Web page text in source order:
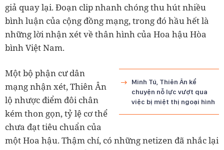
giả quay lại. Đoạn clip nhanh chóng thu hút nhiều
bình luận của cộng đồng mạng, trong đó hầu hết là
những lời nhận xét về thân hình của Hoa hậu Hòa
bình Việt Nam.
Minh Tú, Thiên Ân kể
chuyện nỗ lực vượt qua
việc bị miệt thị ngoại hình
Một bộ phận cư dân
mạng nhận xét, Thiên Ân
lộ nhược điểm đôi chân
kém thon gọn, tỷ lệ cơ thể
chưa đạt tiêu chuẩn của
một Hoa hậu. Thậm chí, có những netizen đã nhắc lại